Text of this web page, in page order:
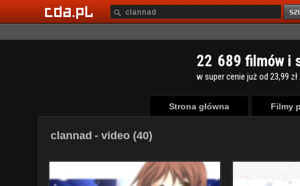
22 689 filmów i
w super cenie już od 23,99
Strona główna Filmy
clannad - video (40)